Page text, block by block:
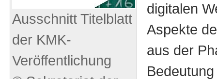
Ausschnitt Titelblatt
der KMK-
Veröffentlichung
digitalen
Aspekte
aus der